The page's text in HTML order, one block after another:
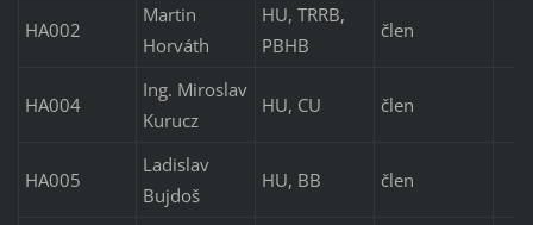
HA002
Martin
Horváth
HU, TRRB,
PBHB
člen
HA004
Ing. Miroslav
Kurucz
HU, CU člen
HA005
Ladislav
Bujdoš
HU, BB člen